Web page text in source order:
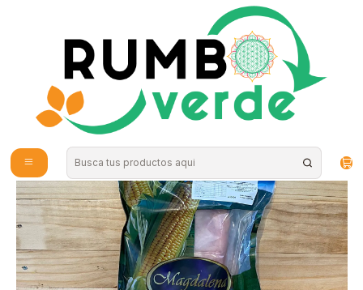
Envío gratis por compras sobre los 59.990 en la provincia de Santiago
Productos Congelados
Trutro Entero Deshuesado - Granja Magdalena 200 gr "Congelados, solo
disponibles para retiro en tienda"